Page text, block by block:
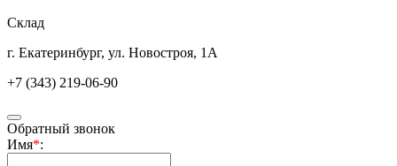
Склад
г. Екатеринбург, ул. Новостроя, 1А
+7 (343) 219-06-90
Обратный звонок
Имя*: